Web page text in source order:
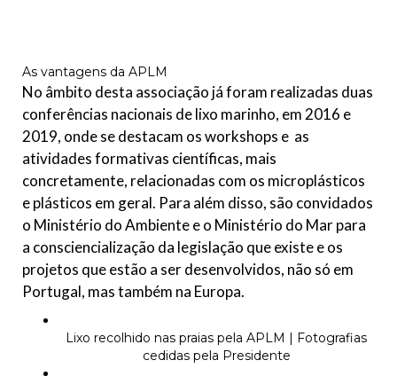
As vantagens da APLM
No âmbito desta associação já foram realizadas duas
conferências nacionais de lixo marinho, em 2016 e
2019, onde se destacam os workshops e as
atividades formativas científicas, mais
concretamente, relacionadas com os microplásticos
e plásticos em geral. Para além disso, são convidados
o Ministério do Ambiente e o Ministério do Mar para
a consciencialização da legislação que existe e os
projetos que estão a ser desenvolvidos, não só em
Portugal, mas também na Europa.
Lixo recolhido nas praias pela APLM | Fotografias
cedidas pela Presidente